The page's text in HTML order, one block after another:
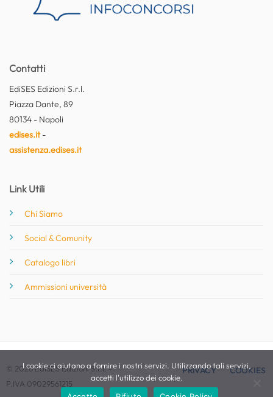
Contatti
EdiSES Edizioni S.r.l.
Piazza Dante, 89
80134 - Napoli
edises.it-
assistenza.edises.it
Link Utili
Chi Siamo
Social & Comunity
Catalogo libri
Ammissioni università
© 2026 EdiSES Edizioni S.r.l. -
P.IVA 09029561215
PRIVACY COOKIES
I cookie ci aiutano a fornire i nostri servizi. Utilizzando tali servizi,
accetti l'utilizzo dei cookie.